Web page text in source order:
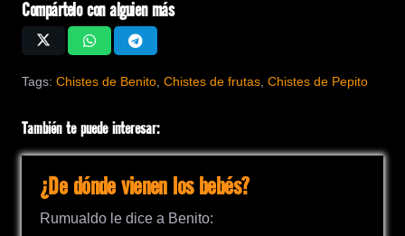
Compártelo con alguien más
Tags: Chistes de Benito Chistes de frutas Chistes de Pepito
También te puede interesar:
¿De dónde vienen los bebés?
Rumualdo le dice a Benito: